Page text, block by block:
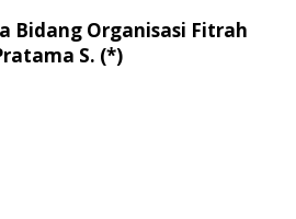
Bidang Organisasi Fitrah
S. (*)